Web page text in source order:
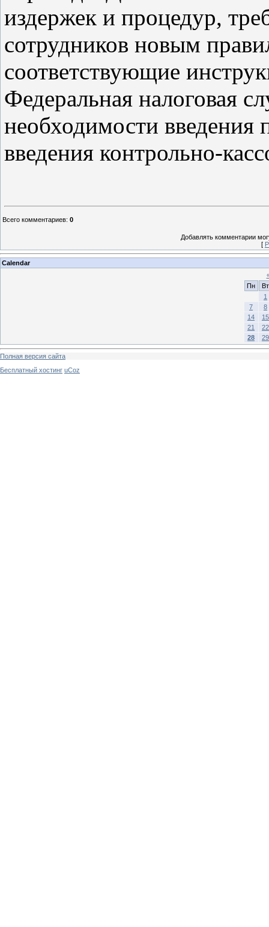
издержек и процедур,
сотрудников новым
соответствующие
Федеральная налоговая
необходимости введения
введения контрольно-
Всего комментариев: 0
Добавлять комментарии
[
Calendar
Пн
Вт
1
7
8
14
15
21
22
28
29
Полная версия сайта
Бесплатный хостинг uCoz